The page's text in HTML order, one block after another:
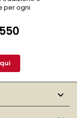
per ogni
